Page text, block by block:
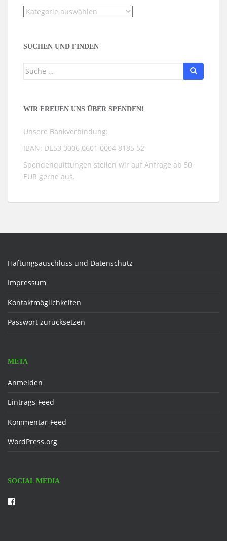
Beiträge
SUCHEN UND FINDEN
Suche
WIR FREUEN UNS ÜBER SPENDEN!
Unsere Bankverbindung:
IBAN: DE53 3006 0601 0004 8185 52
Spendenquittungen stellen wir auf Anfrage ab 50
EUR gerne aus.
Haftungsauschluss und Datenschutz
Impressum
Kontaktmöglichkeiten
Passwort zurücksetzen
META
Anmelden
Eintrags-Feed
Kommentar-Feed
WordPress.org
SOCIAL MEDIA